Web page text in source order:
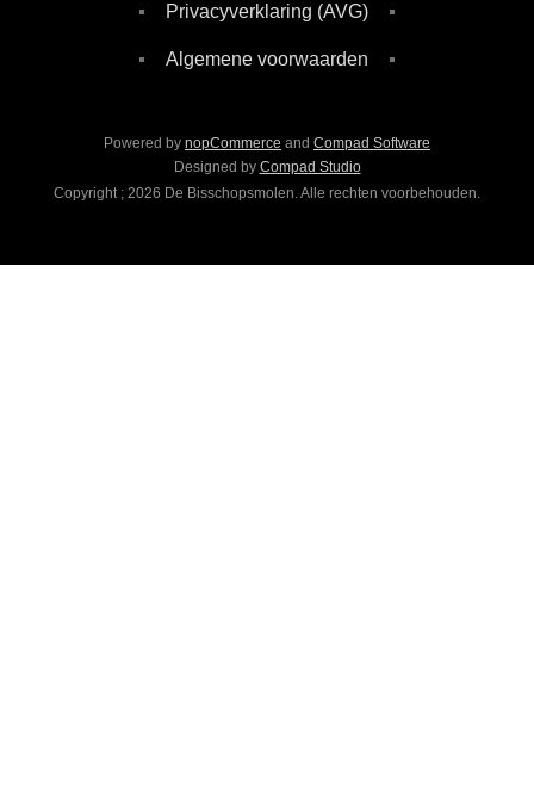
Privacyverklaring (AVG)
Algemene voorwaarden
Powered by nopCommerce and Compad Software
Designed by Compad Studio
Copyright ; 2026 De Bisschopsmolen. Alle rechten voorbehouden.